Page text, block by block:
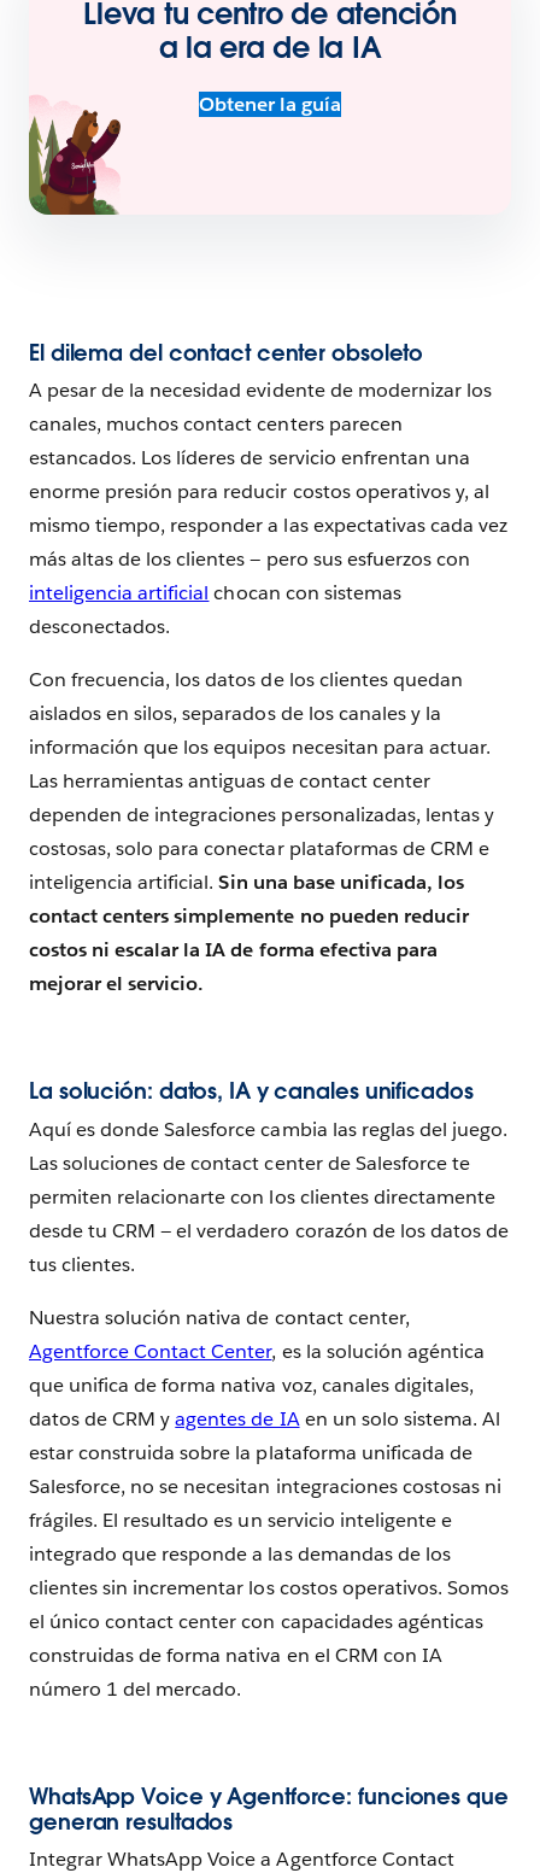
Lleva tu centro de atención
a la era de la IA
Obtener la guía
El dilema del contact center obsoleto
A pesar de la necesidad evidente de modernizar los
canales, muchos contact centers parecen
estancados. Los líderes de servicio enfrentan una
enorme presión para reducir costos operativos y, al
mismo tiempo, responder a las expectativas cada vez
más altas de los clientes — pero sus esfuerzos con
inteligencia artificial chocan con sistemas
desconectados.
Con frecuencia, los datos de los clientes quedan
aislados en silos, separados de los canales y la
información que los equipos necesitan para actuar.
Las herramientas antiguas de contact center
dependen de integraciones personalizadas, lentas y
costosas, solo para conectar plataformas de CRM e
inteligencia artificial.Sin una base unificada, los
contact centers simplemente no pueden reducir
costos ni escalar la IA de forma efectiva para
mejorar el servicio.
La solución: datos, IA y canales unificados
Aquí es donde Salesforce cambia las reglas del juego.
Las soluciones de contact center de Salesforce te
permiten relacionarte con los clientes directamente
desde tu CRM — el verdadero corazón de los datos de
tus clientes.
Nuestra solución nativa de contact center,
Agentforce Contact Center, es la solución agéntica
que unifica de forma nativa voz, canales digitales,
datos de CRM yagentes de IAen un solo sistema. Al
estar construida sobre la plataforma unificada de
Salesforce, no se necesitan integraciones costosas ni
frágiles. El resultado es un servicio inteligente e
integrado que responde a las demandas de los
clientes sin incrementar los costos operativos. Somos
el único contact center con capacidades agénticas
construidas de forma nativa en el CRM con IA
número 1 del mercado.
WhatsApp Voice y Agentforce: funciones que
generan resultados
Integrar WhatsApp Voice a Agentforce Contact